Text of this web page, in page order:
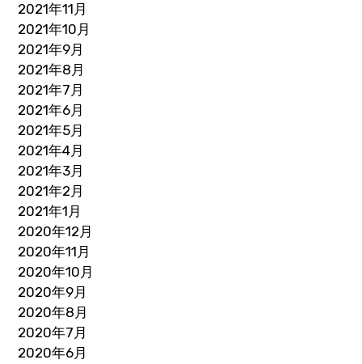
2021年11月
2021年10月
2021年9月
2021年8月
2021年7月
2021年6月
2021年5月
2021年4月
2021年3月
2021年2月
2021年1月
2020年12月
2020年11月
2020年10月
2020年9月
2020年8月
2020年7月
2020年6月